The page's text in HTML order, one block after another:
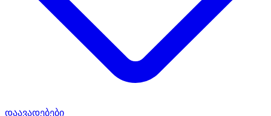
დაავადებები